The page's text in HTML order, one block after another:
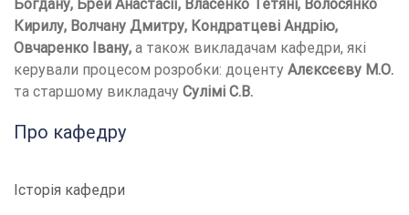
Богдану, Брей Анастасії, Власенко Тетяні, Волосянко
Кирилу, Волчану Дмитру, Кондратцеві Андрію,
Овчаренко Івану, а також викладачам кафедри, які
керували процесом розробки: доценту Алєксєєву М.О.
та старшому викладачу Сулімі С.В.
Про кафедру
Історія кафедри